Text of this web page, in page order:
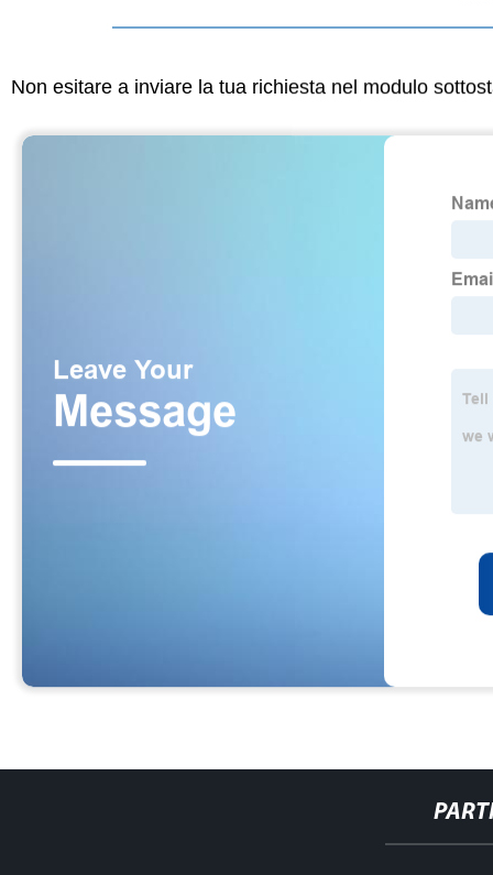
Non esitare a inviare la tua richiesta nel modulo